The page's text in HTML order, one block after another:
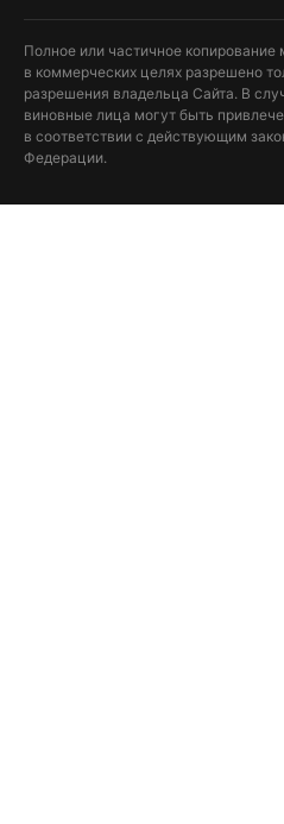
Полное или частичное копирование
в коммерческих целях разрешено
разрешения владельца Сайта. В
виновные лица могут быть
в соответствии с действующим
Федерации.